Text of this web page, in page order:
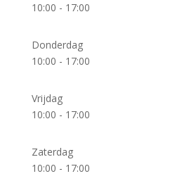
10:00 - 17:00
Donderdag
10:00 - 17:00
Vrijdag
10:00 - 17:00
Zaterdag
10:00 - 17:00